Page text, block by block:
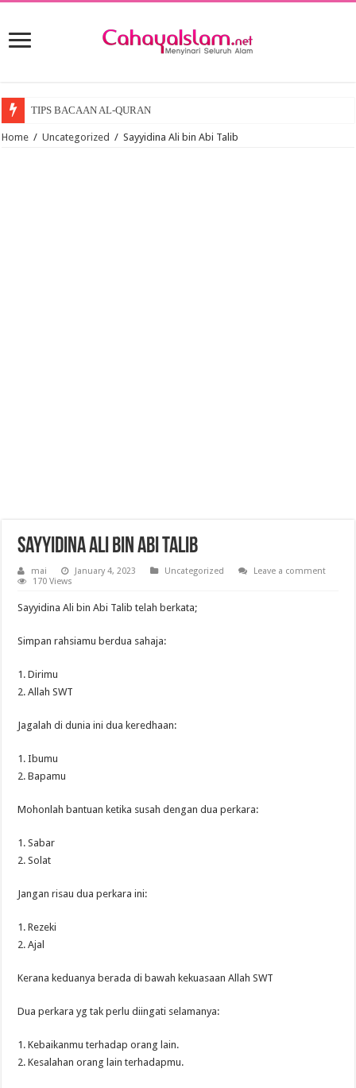
TIPS BACAAN AL-QURAN
Home / Uncategorized / Sayyidina Ali bin Abi Talib
Sayyidina Ali bin Abi Talib
mai January 4, 2023 Uncategorized
Leave a comment
170 Views
Sayyidina Ali bin Abi Talib telah berkata;
Simpan rahsiamu berdua sahaja:
1. Dirimu
2. Allah SWT
Jagalah di dunia ini dua keredhaan:
1. Ibumu
2. Bapamu
Mohonlah bantuan ketika susah dengan dua perkara:
1. Sabar
2. Solat
Jangan risau dua perkara ini:
1. Rezeki
2. Ajal
Kerana keduanya berada di bawah kekuasaan Allah SWT
Dua perkara yg tak perlu diingati selamanya:
1. Kebaikanmu terhadap orang lain.
2. Kesalahan orang lain terhadapmu.